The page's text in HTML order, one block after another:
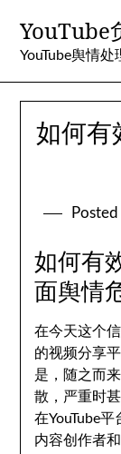
content
YouTube
YouTube舆情处
如何有
如何有
面舆情
在今天这个
的视频分享
是，随之而
散，严重时
在YouTube
内容创作者